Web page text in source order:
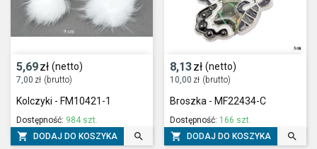
5,69zł (netto)
7,00 zł (brutto)
Kolczyki - FM10421-1
Dostępność: 984 szt.
 DODAJ DO KOSZYKA 
8,13zł (netto)
10,00 zł (brutto)
Broszka - MF22434-C
Dostępność: 166 szt.
 DODAJ DO KOSZYKA 